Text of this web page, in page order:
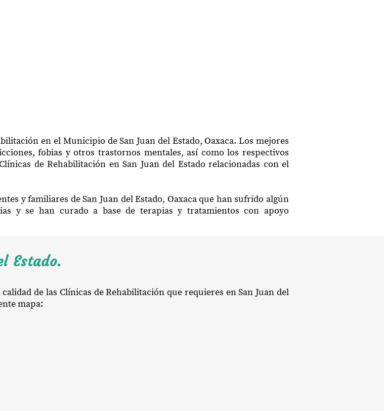
en el Municipio de San Juan del Estado, Oaxaca. Los mejores
fobias y otros trastornos mentales, así como los respectivos
de Rehabilitación en San Juan del Estado relacionadas con el
y familiares de San Juan del Estado, Oaxaca que han sufrido algún
y se han curado a base de terapias y tratamientos con apoyo
Estado.
de las Clínicas de Rehabilitación que requieres en San Juan del
mapa: